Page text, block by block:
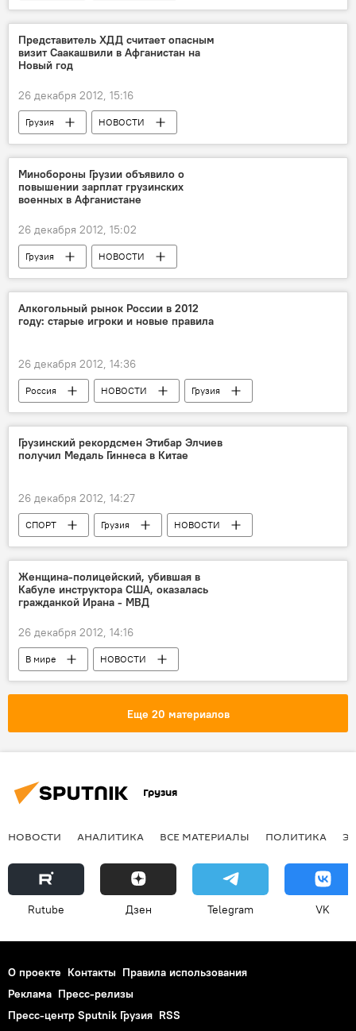
Представитель ХДД считает опасным
визит Саакашвили в Афганистан на
Новый год
26 декабря 2012, 15:16
Грузия НОВОСТИ
Минобороны Грузии объявило о
повышении зарплат грузинских
военных в Афганистане
26 декабря 2012, 15:02
Грузия НОВОСТИ
Алкогольный рынок России в 2012
году: старые игроки и новые правила
26 декабря 2012, 14:36
Россия НОВОСТИ Грузия
Грузинский рекордсмен Этибар Элчиев
получил Медаль Гиннеса в Китае
26 декабря 2012, 14:27
СПОРТ Грузия НОВОСТИ
Женщина-полицейский, убившая в
Кабуле инструктора США, оказалась
гражданкой Ирана - МВД
26 декабря 2012, 14:16
В мире НОВОСТИ
Еще 20 материалов
Грузия
НОВОСТИ АНАЛИТИКА ВСЕ МАТЕРИАЛЫ ПОЛИТИКА
Rutube Дзен Telegram VK
О проекте Контакты Правила использования
Реклама Пресс-релизы
Пресс-центр Sputnik Грузия RSS